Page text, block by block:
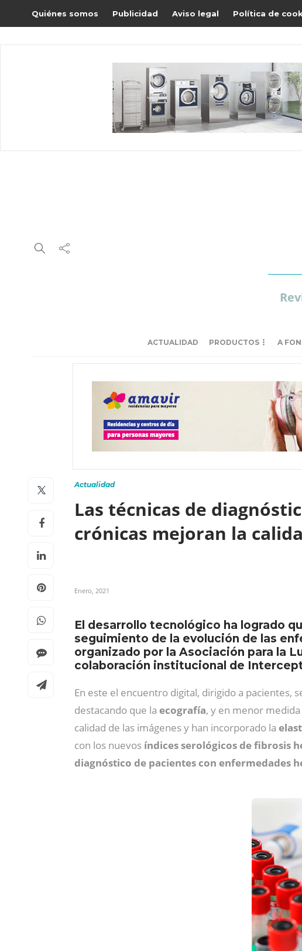
Quiénes somos Publicidad Aviso legal Política de
ACTUALIDAD PRODUCTOS A
Actualidad
Las técnicas de
crónicas mejoran la
Enero, 2021
El desarrollo tecnológico ha logrado
seguimiento de la evolución de las
organizado por la Asociación para la
colaboración institucional de
En este el encuentro digital, dirigido a pacientes,
destacando que la ecografía, y en menor medida
calidad de las imágenes y han incorporado la
con los nuevos índices serológicos de fibrosis
diagnóstico de pacientes con enfermedades